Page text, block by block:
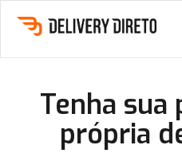
Tenha
própria